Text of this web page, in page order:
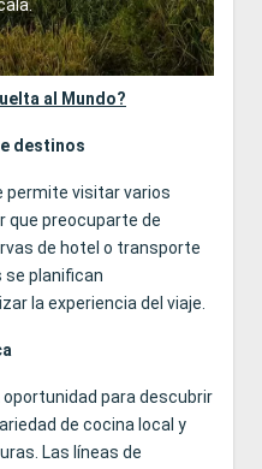
al Mundo?
destinos
permite visitar varios
que preocuparte de
de hotel o transporte
planifican
la experiencia del viaje.
para descubrir
de cocina local y
Las líneas de